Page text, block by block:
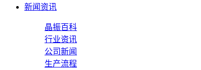
新闻资讯
晶振百科
行业资讯
公司新闻
生产流程